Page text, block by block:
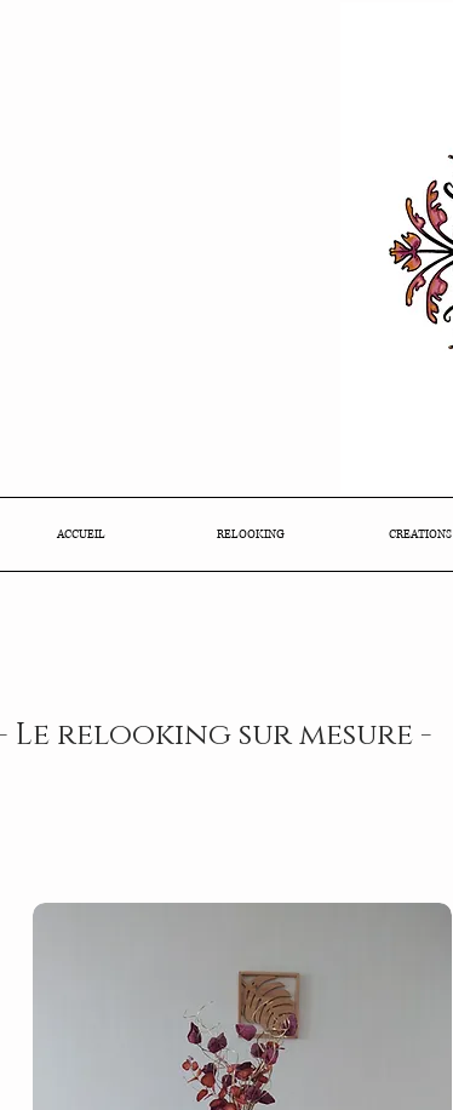
ACCUEIL RELOOKING CREATIONS
Le relooking sur mesure -